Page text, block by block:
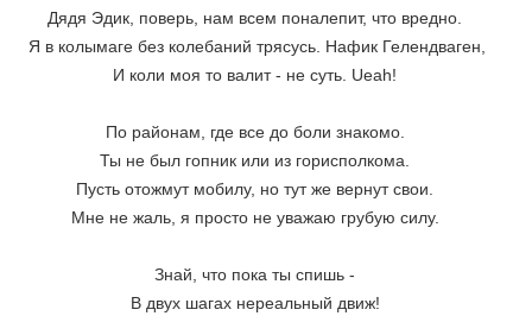
Дядя Эдик, поверь, нам всем поналепит, что вредно.
Я в колымаге без колебаний трясусь. Нафик Гелендваген,
И коли моя то валит - не суть. Ueah!
По районам, где все до боли знакомо.
Ты не был гопник или из горисполкома.
Пусть отожмут мобилу, но тут же вернут свои.
Мне не жаль, я просто не уважаю грубую силу.
Знай, что пока ты спишь -
В двух шагах нереальный движ!